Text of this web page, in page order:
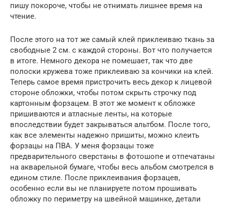
пишу покороче, чтобы не отнимать лишнее время на
чтение.
После этого на тот же самый клей приклеиваю ткань за
свободные 2 см. с каждой стороны. Вот что получается
в итоге. Немного декора не помешает, так что две
полоски кружева тоже приклеиваю за кончики на клей.
Теперь самое время пристрочить весь декор к лицевой
стороне обложки, чтобы потом скрыть строчку под
картонным форзацем. В этот же момент к обложке
пришиваются и атласные ленты, на которые
впоследствии будет закрываться альтбом. После того,
как все элементы надежно пришиты, можно клеить
форзацы на ПВА. У меня форзацы тоже
предварительного сверстаны в фотошопе и отпечатаны
на акварельной бумаге, чтобы весь альбом смотрелся в
едином стиле. После приклеивания форзацев,
особенно если вы не планируете потом прошивать
обложку по периметру на швейной машинке, детали